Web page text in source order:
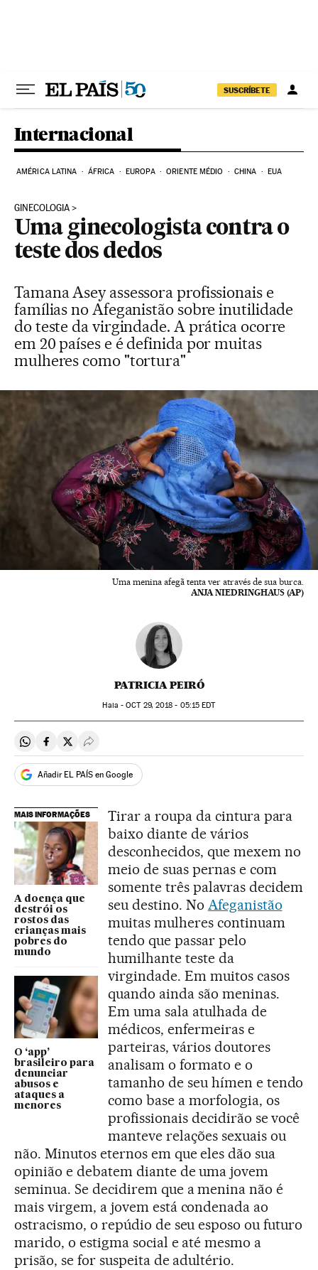
SUSCRÍBETE
Internacional
AMÉRICA LATINA ÁFRICA EUROPA ORIENTE MÉDIO CHINA EUA
GINECOLOGIA
Uma ginecologista contra o
teste dos dedos
Tamana Asey assessora profissionais e
famílias no Afeganistão sobre inutilidade
do teste da virgindade. A prática ocorre
em 20 países e é definida por muitas
mulheres como "tortura"
Uma menina afegã tenta ver através de sua burca.
ANJA NIEDRINGHAUS (AP)
PATRICIA PEIRÓ
Haia -OCT29, 2018 - 05:15 EDT
Compartir en Whatsapp
Compartir en Facebook
Compartir en Twitter
Desplegar Redes Sociales
Añadir EL PAÍS en Google
MAIS INFORMAÇÕES
A doença que
destrói os
rostos das
crianças mais
pobres do
mundo
O ‘app’
brasileiro para
denunciar
abusos e
ataques a
menores
Tirar a roupa da cintura para
baixo diante de vários
desconhecidos, que mexem no
meio de suas pernas e com
somente três palavras decidem
seu destino. No Afeganistão
muitas mulheres continuam
tendo que passar pelo
humilhante teste da
virgindade. Em muitos casos
quando ainda são meninas.
Em uma sala atulhada de
médicos, enfermeiras e
parteiras, vários doutores
analisam o formato e o
tamanho de seu hímen e tendo
como base a morfologia, os
profissionais decidirão se você
manteve relações sexuais ou
não. Minutos eternos em que eles dão sua
opinião e debatem diante de uma jovem
seminua. Se decidirem que a menina não é
mais virgem, a jovem está condenada ao
ostracismo, o repúdio de seu esposo ou futuro
marido, o estigma social e até mesmo a
prisão, se for suspeita de adultério.